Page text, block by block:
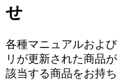
せ
各種マニュアルおよ
リが更新された商品
該当する商品をお持